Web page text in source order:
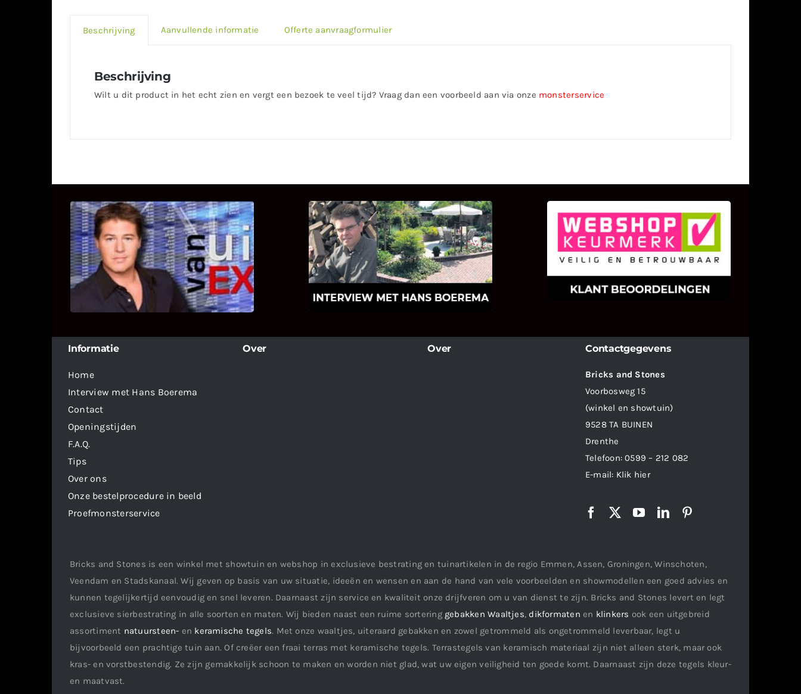
Beschrijving Aanvullende informatie Offerte aanvraagformulier
Beschrijving
Wilt u dit product in het echt zien en vergt een bezoek te veel tijd? Vraag dan een voorbeeld aan via onze monsterservice
UITSTEL VAN EXECUTIE
Bekijk hier de fragmenten van de
deelname van Bricks and Stones aan
dit programma.
INTERVIEW MET HANS
BOEREMA
Hoe Bricks and Stones ontstaan is en
wat Hans Boerema motiveert in de
KLANT BEOORDELINGEN
We zijn er zeer op gesteld om te
weten wat u als klant van ons en
onze diensten vindt.
Informatie
Home
Interview met Hans Boerema
Contact
Openingstijden
F.A.Q.
Tips
Over ons
Onze bestelprocedure in beeld
Proefmonsterservice
Over Over Contactgegevens
Bricks and Stones
Voorbosweg 15
(winkel en showtuin)
9528 TA BUINEN
Drenthe
Telefoon:0599 – 212 082
E-mail: Klik hier
Bricks and Stones is een winkel met showtuin en webshop in exclusieve bestrating en tuinartikelen in de regio Emmen, Assen, Groningen, Winschoten,
Veendam en Stadskanaal. Wij geven op basis van uw situatie, ideeën en wensen en aan de hand van vele voorbeelden en showmodellen een goed advies en
kunnen tegelijkertijd eenvoudig en snel leveren. Daarnaast zijn service en kwaliteit onze drijfveren om u van dienst te zijn. Bricks and Stones levert en legt
exclusieve sierbestrating in alle soorten en maten. Wij bieden naast een ruime sortering gebakken Waaltjes, dikformaten en klinkers ook een uitgebreid
assortiment natuursteen- en keramische tegels. Met onze waaltjes, uiteraard gebakken en zowel getrommeld als ongetrommeld leverbaar, legt u
bijvoorbeeld een prachtige tuin aan. Of creëer een fraai terras met keramische tegels. Terrastegels van keramisch materiaal zijn niet alleen sterk, maar ook
kras- en vorstbestendig. Ze zijn gemakkelijk schoon te maken en worden niet glad, wat uw eigen veiligheid ten goede komt. Daarnaast zijn deze tegels kleur-
en maatvast.